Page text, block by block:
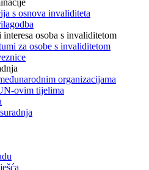
s osnova invaliditeta
osoba s invaliditetom
za osobe s invaliditetom
organizacijama
ovim tijelima